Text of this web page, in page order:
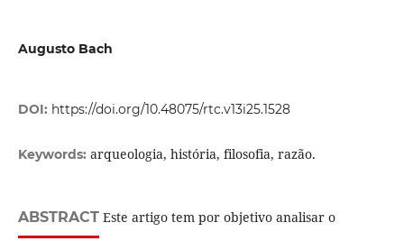
Augusto Bach
DOI: https://doi.org/10.48075/rtc.v13i25.1528
Keywords: arqueologia, história, filosofia, razão.
ABSTRACTEste artigo tem por objetivo analisar o